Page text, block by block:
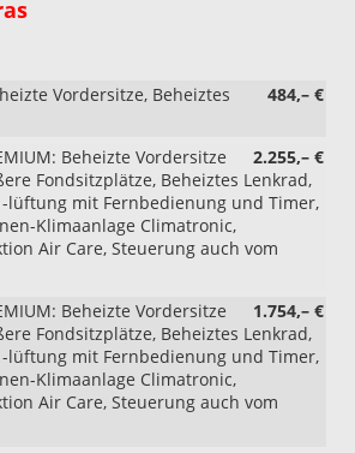
484,– €
Vordersitze, Beheiztes
2.255,– €
Beheizte Vordersitze
Fondsitzplätze, Beheiztes Lenkrad,
lüftung mit Fernbedienung und Timer,
Klimaanlage Climatronic,
Air Care, Steuerung auch vom
1.754,– €
Beheizte Vordersitze
Fondsitzplätze, Beheiztes Lenkrad,
lüftung mit Fernbedienung und Timer,
Klimaanlage Climatronic,
Air Care, Steuerung auch vom